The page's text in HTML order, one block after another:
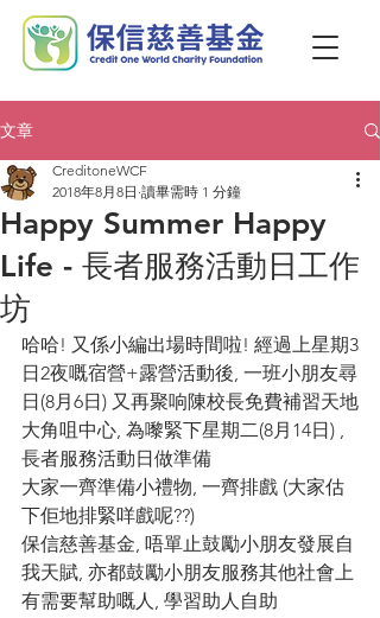
文章
Happy Summer Happy
Life - 長者服務活動日工作
坊
CreditoneWCF
2018年8月8日 讀畢需時 1 分鐘
哈哈! 又係小編出場時間啦! 經過上星期3
日2夜嘅宿營+露營活動後, 一班小朋友尋
日(8月6日) 又再聚响陳校長免費補習天地
大角咀中心, 為嚟緊下星期二(8月14日) ,
長者服務活動日做準備
大家一齊準備小禮物, 一齊排戲 (大家估
下佢地排緊咩戲呢??)
保信慈善基金, 唔單止鼓勵小朋友發展自
我天賦, 亦都鼓勵小朋友服務其他社會上
有需要幫助嘅人, 學習助人自助